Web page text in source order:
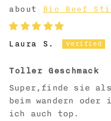
Bio Beef
Laura S.
Toller Geschmack
Super,finde sie als
beim wandern oder
ich auch top.